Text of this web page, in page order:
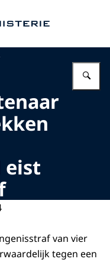
eist
van vier
tegen een